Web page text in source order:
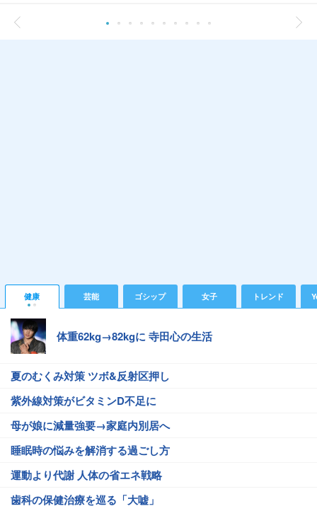
健康 芸能 ゴシップ 女子 トレンド
体重62kg→82kgに 寺田心の生活
夏のむくみ対策 ツボ&反射区押し
紫外線対策がビタミンD不足に
母が娘に減量強要→家庭内別居へ
睡眠時の悩みを解消する過ごし方
運動より代謝 人体の省エネ戦略
歯科の保健治療を巡る「大嘘」